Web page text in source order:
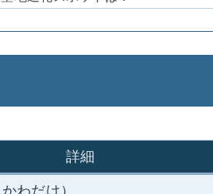
詳細
わだけ）